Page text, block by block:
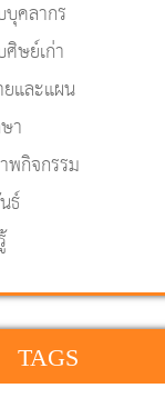
บุคลากร
ศิษย์เก่า
ยและแผน
า
พกิจกรรม
ธ์
TAGS